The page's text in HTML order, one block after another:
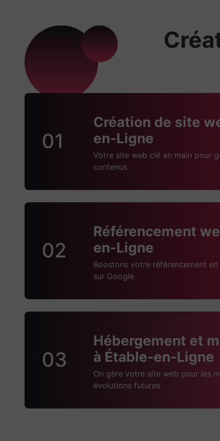
01
Création de site
en-Ligne
Votre site web clé en main pour
contenus
02
Référencement
en-Ligne
Boostons votre référencement
sur Google
03
Hébergement et
à Étable-en-Ligne
On gère votre site web pour les
évolutions futures